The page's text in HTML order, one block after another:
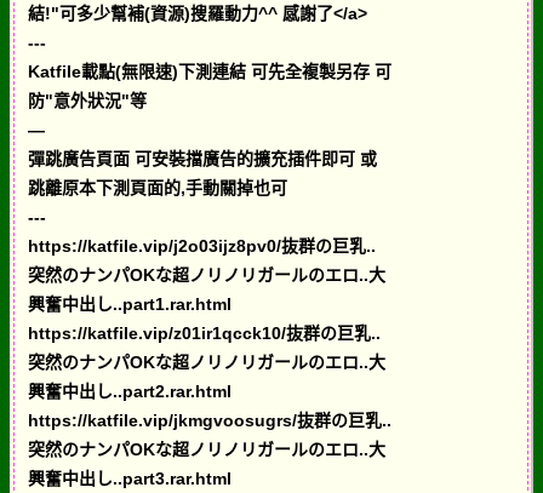
結!"可多少幫補(資源)搜羅動力^^ 感謝了</a>
---
Katfile載點(無限速)下測連結 可先全複製另存 可
防"意外狀況"等
—
彈跳廣告頁面 可安裝擋廣告的擴充插件即可 或
跳離原本下測頁面的,手動關掉也可
---
https://katfile.vip/j2o03ijz8pv0/抜群の巨乳..
突然のナンパOKな超ノリノリガールのエロ..大
興奮中出し..part1.rar.html
https://katfile.vip/z01ir1qcck10/抜群の巨乳..
突然のナンパOKな超ノリノリガールのエロ..大
興奮中出し..part2.rar.html
https://katfile.vip/jkmgvoosugrs/抜群の巨乳..
突然のナンパOKな超ノリノリガールのエロ..大
興奮中出し..part3.rar.html